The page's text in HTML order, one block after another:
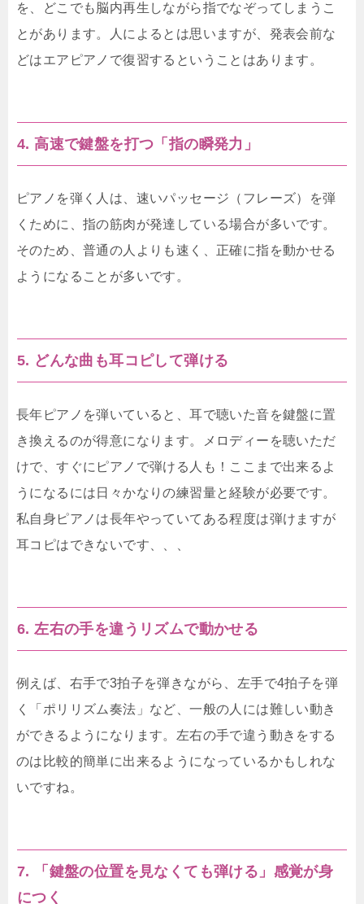
を、どこでも脳内再生しながら指でなぞってしまうこ
とがあります。人によるとは思いますが、発表会前な
どはエアピアノで復習するということはあります。
4. 高速で鍵盤を打つ「指の瞬発力」
ピアノを弾く人は、速いパッセージ（フレーズ）を弾
くために、指の筋肉が発達している場合が多いです。
そのため、普通の人よりも速く、正確に指を動かせる
ようになることが多いです。
5. どんな曲も耳コピして弾ける
長年ピアノを弾いていると、耳で聴いた音を鍵盤に置
き換えるのが得意になります。メロディーを聴いただ
けで、すぐにピアノで弾ける人も！ここまで出来るよ
うになるには日々かなりの練習量と経験が必要です。
私自身ピアノは長年やっていてある程度は弾けますが
耳コピはできないです、、、
6. 左右の手を違うリズムで動かせる
例えば、右手で3拍子を弾きながら、左手で4拍子を弾
く「ポリリズム奏法」など、一般の人には難しい動き
ができるようになります。左右の手で違う動きをする
のは比較的簡単に出来るようになっているかもしれな
いですね。
7. 「鍵盤の位置を見なくても弾ける」感覚が身
につく